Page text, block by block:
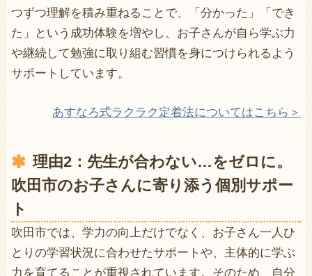
つずつ理解を積み重ねることで、「分かった」「でき
た」という成功体験を増やし、お子さんが自ら学ぶ力
や継続して勉強に取り組む習慣を身につけられるよう
サポートしています。
あすなろ式ラクラク定着法についてはこちら＞
理由2： 先生が合わない…をゼロに。
吹田市のお子さんに寄り添う個別サポー
ト
吹田市では、学力の向上だけでなく、お子さん一人ひ
とりの学習状況に合わせたサポートや、主体的に学ぶ
力を育てることが重視されています。そのため、自分